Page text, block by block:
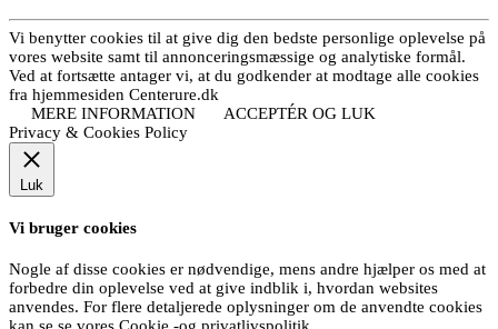
Vi benytter cookies til at give dig den bedste personlige oplevelse på
vores website samt til annonceringsmæssige og analytiske formål.
Ved at fortsætte antager vi, at du godkender at modtage alle cookies
fra hjemmesiden Centerure.dk
MERE INFORMATION
ACCEPTÉR OG LUK
Privacy & Cookies Policy
Luk
Vi bruger cookies
Nogle af disse cookies er nødvendige, mens andre hjælper os med at
forbedre din oplevelse ved at give indblik i, hvordan websites
anvendes. For flere detaljerede oplysninger om de anvendte cookies